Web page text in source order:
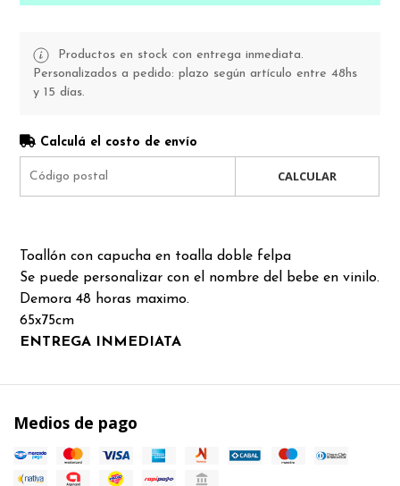
Productos en stock con entrega inmediata.
Personalizados a pedido: plazo según artículo entre 48hs
y 15 días.
Calculá el costo de envío
CALCULAR
Toallón con capucha en toalla doble felpa
Se puede personalizar con el nombre del bebe en vinilo.
Demora 48 horas maximo.
65x75cm
ENTREGA INMEDIATA
Medios de pago